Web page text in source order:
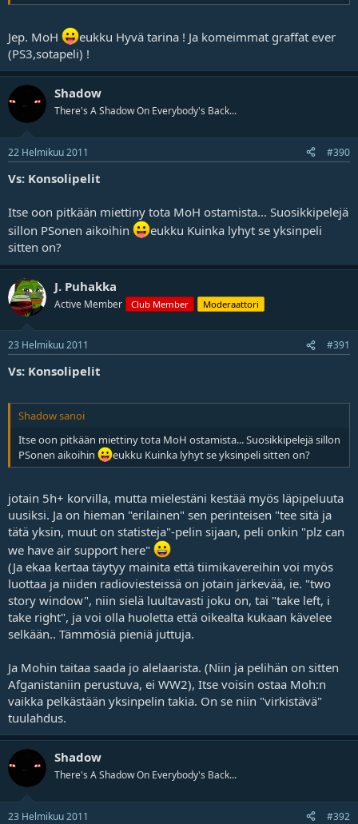
Jep. MoH
eukku Hyvä tarina ! Ja komeimmat graffat ever
(PS3,sotapeli) !
Shadow
There's A Shadow On Everybody's Back...
22 Helmikuu 2011 #390
Vs: Konsolipelit
Itse oon pitkään miettiny tota MoH ostamista... Suosikkipelejä
sillon PSonen aikoihin
eukku Kuinka lyhyt se yksinpeli
sitten on?
J. Puhakka
Active Member Club Member Moderaattori
23 Helmikuu 2011 #391
Vs: Konsolipelit
Shadow sanoi
Itse oon pitkään miettiny tota MoH ostamista... Suosikkipelejä sillon
PSonen aikoihin
eukku Kuinka lyhyt se yksinpeli sitten on?
jotain 5h+ korvilla, mutta mielestäni kestää myös läpipeluuta
uusiksi. Ja on hieman "erilainen" sen perinteisen "tee sitä ja
tätä yksin, muut on statisteja"-pelin sijaan, peli onkin "plz can
we have air support here"
(Ja ekaa kertaa täytyy mainita että tiimikavereihin voi myös
luottaa ja niiden radioviesteissä on jotain järkevää, ie. "two
story window", niin sielä luultavasti joku on, tai "take left, i
take right", ja voi olla huoletta että oikealta kukaan kävelee
selkään.. Tämmösiä pieniä juttuja.
Ja Mohin taitaa saada jo alelaarista. (Niin ja pelihän on sitten
Afganistaniin perustuva, ei WW2), Itse voisin ostaa Moh:n
vaikka pelkästään yksinpelin takia. On se niin "virkistävä"
tuulahdus.
Shadow
There's A Shadow On Everybody's Back...
23 Helmikuu 2011 #392